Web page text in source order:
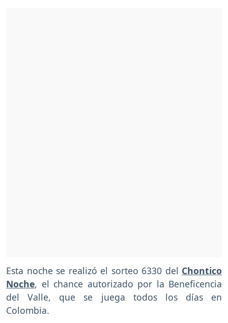
Esta noche se realizó el sorteo 6330 del Chontico
Noche, el chance autorizado por la Beneficencia
del Valle, que se juega todos los días en
Colombia.